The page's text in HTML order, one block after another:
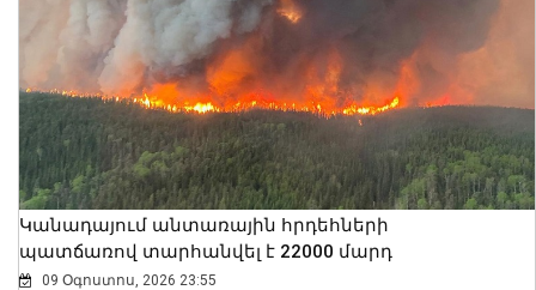
Կանադայում անտառային հրդեհների
պատճառով տարհանվել է 22000 մարդ
09 Օգոստոս, 2026 23:55